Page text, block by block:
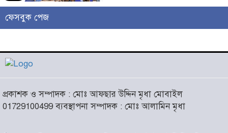
৫
চরমোনাই
৬
আসন্ন বাকেরগঞ্জ পৌর নির্বাচনে
নারী কাউন্সিলর পদে দোয়া চাইলেন
বিএমএসএফ নেত্রী সাবরিনা
ফেসবুক পেজ
প্রকাশক ও সম্পাদক : মোঃ আফছার উদ্দিন মৃধা মোবাইল
01729100499 ব্যবস্থাপনা সম্পাদক : মোঃ আলামিন মৃধা